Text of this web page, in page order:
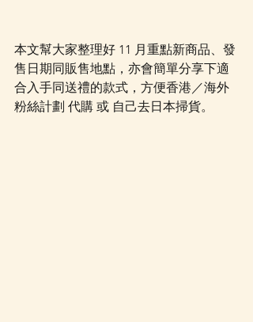
本文幫大家整理好 11 月重點新商品、發
售日期同販售地點，亦會簡單分享下適
合入手同送禮的款式，方便香港／海外
粉絲計劃 代購 或 自己去日本掃貨。